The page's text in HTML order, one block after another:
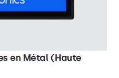
en Métal (Haute